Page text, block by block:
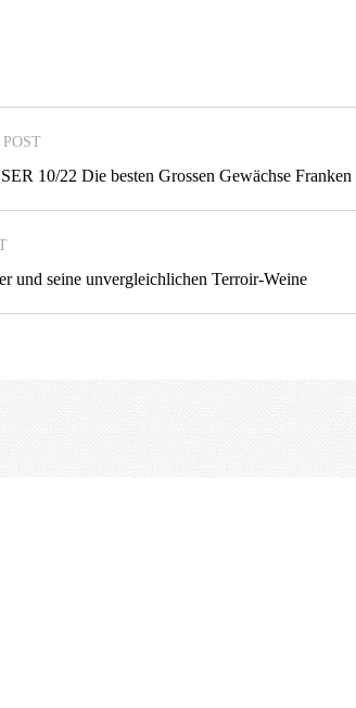
10/22 Die besten Grossen Gewächse Franken
und seine unvergleichlichen Terroir-Weine